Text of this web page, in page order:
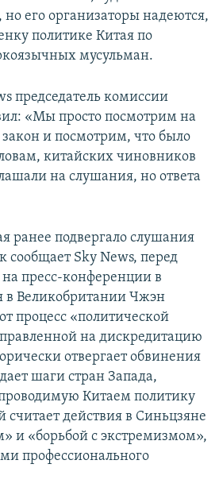
его организаторы надеются,
политике Китая по
мусульман.
председатель комиссии
«Мы просто посмотрим на
и посмотрим, что было
китайских чиновников
на слушания, но ответа
ранее подвергало слушания
сообщает Sky News, перед
пресс-конференции в
в Великобритании Чжэн
процесс «политической
на дискредитацию
отвергает обвинения
шаги стран Запада,
Китаем политику
считает действия в Синьцзяне
и «борьбой с экстремизмом»,
профессионального